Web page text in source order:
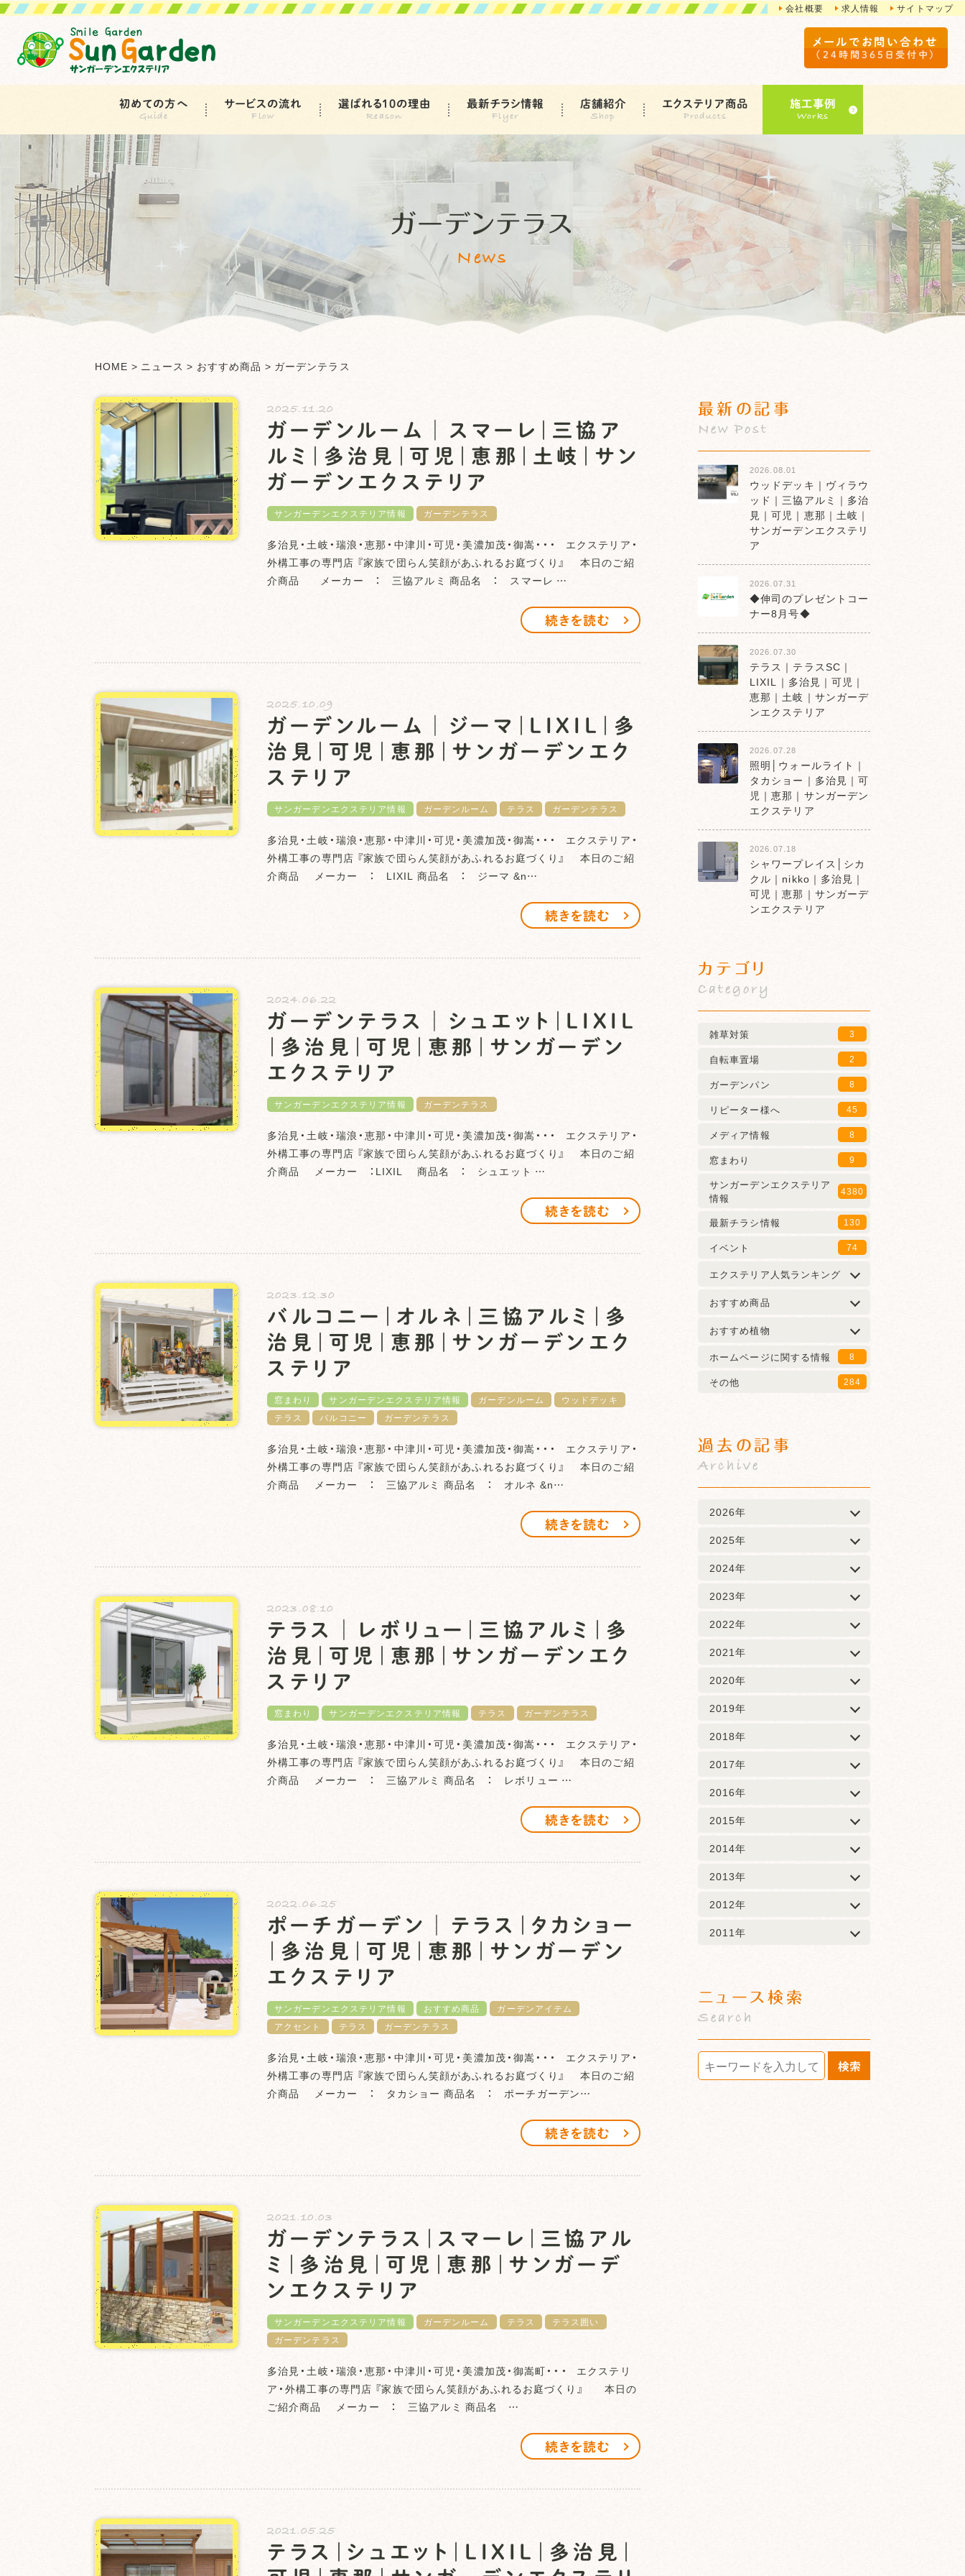
会社概要 求人情報 サイトマップ
メールでお問い合わせ
（24時間365日受付中）
初めての方へ サービスの流れ 選ばれる10の理由 最新チラシ情報 店舗紹介 エクステリア商品 施工事例
ガーデンテラス
News
HOME > ニュース > おすすめ商品 > ガーデンテラス
2025.11.20
ガーデンルーム│スマーレ｜三協ア
ルミ｜多治見｜可児｜恵那｜土岐｜サン
ガーデンエクステリア
サンガーデンエクステリア情報 ガーデンテラス
多治見・土岐・瑞浪・恵那・中津川・可児・美濃加茂・御嵩・・・ エクステリア・
外構工事の専門店 『家族で団らん笑顔があふれるお庭づくり』 本日のご紹
介商品 メーカー ： 三協アルミ 商品名 ： スマーレ …
続きを読む
2025.10.09
ガーデンルーム│ジーマ｜LIXIL｜多
治見｜可児｜恵那｜サンガーデンエク
ステリア
サンガーデンエクステリア情報 ガーデンルーム テラス ガーデンテラス
多治見・土岐・瑞浪・恵那・中津川・可児・美濃加茂・御嵩・・・ エクステリア・
外構工事の専門店 『家族で団らん笑顔があふれるお庭づくり』 本日のご紹
介商品 メーカー ： LIXIL 商品名 ： ジーマ &n…
続きを読む
2024.06.22
ガーデンテラス│シュエット｜LIXIL
｜多治見｜可児｜恵那｜サンガーデン
エクステリア
サンガーデンエクステリア情報 ガーデンテラス
多治見・土岐・瑞浪・恵那・中津川・可児・美濃加茂・御嵩・・・ エクステリア・
外構工事の専門店 『家族で団らん笑顔があふれるお庭づくり』 本日のご紹
介商品 メーカー ：LIXIL 商品名 ： シュエット …
続きを読む
2023.12.30
バルコニー｜オルネ｜三協アルミ｜多
治見｜可児｜恵那｜サンガーデンエク
ステリア
窓まわり サンガーデンエクステリア情報 ガーデンルーム
ウッドデッキ
テラス
バルコニー ガーデンテラス
多治見・土岐・瑞浪・恵那・中津川・可児・美濃加茂・御嵩・・・ エクステリア・
外構工事の専門店 『家族で団らん笑顔があふれるお庭づくり』 本日のご紹
介商品 メーカー ： 三協アルミ 商品名 ： オルネ &n…
続きを読む
2023.08.10
テラス│レボリュー｜三協アルミ｜多
治見｜可児｜恵那｜サンガーデンエク
ステリア
窓まわり サンガーデンエクステリア情報 テラス ガーデンテラス
多治見・土岐・瑞浪・恵那・中津川・可児・美濃加茂・御嵩・・・ エクステリア・
外構工事の専門店 『家族で団らん笑顔があふれるお庭づくり』 本日のご紹
介商品 メーカー ： 三協アルミ 商品名 ： レボリュー …
続きを読む
2022.06.25
ポーチガーデン│テラス｜タカショー
｜多治見｜可児｜恵那｜サンガーデン
エクステリア
サンガーデンエクステリア情報 おすすめ商品
ガーデンアイテム
アクセント
テラス ガーデンテラス
多治見・土岐・瑞浪・恵那・中津川・可児・美濃加茂・御嵩・・・ エクステリア・
外構工事の専門店 『家族で団らん笑顔があふれるお庭づくり』 本日のご紹
介商品 メーカー ： タカショー 商品名 ： ポーチガーデン…
続きを読む
2021.10.03
ガーデンテラス｜スマーレ｜三協アル
ミ｜多治見｜可児｜恵那｜サンガーデ
ンエクステリア
サンガーデンエクステリア情報 ガーデンルーム テラス
テラス囲い
ガーデンテラス
多治見・土岐・瑞浪・恵那・中津川・可児・美濃加茂・御嵩町・・・ エクステリ
ア・外構工事の専門店 『家族で団らん笑顔があふれるお庭づくり』 本日の
ご紹介商品 メーカー ： 三協アルミ 商品名 …
続きを読む
2021.05.25
テラス｜シュエット｜LIXIL｜多治見｜
最新の記事
New Post
2026.08.01
ウッドデッキ｜ヴィラウ
ッド｜三協アルミ｜多治
見｜可児｜恵那｜土岐｜
サンガーデンエクステリ
ア
2026.07.31
◆伸司のプレゼントコー
ナー8月号◆
2026.07.30
テラス｜テラスSC｜
LIXIL｜多治見｜可児｜
恵那｜土岐｜サンガーデ
ンエクステリア
2026.07.28
照明│ウォールライト｜
タカショー｜多治見｜可
児｜恵那｜サンガーデン
エクステリア
2026.07.18
シャワープレイス│シカ
クル｜nikko｜多治見｜
可児｜恵那｜サンガーデ
ンエクステリア
カテゴリ
Category
雑草対策 3
自転車置場 2
ガーデンパン 8
リピーター様へ 45
メディア情報 8
窓まわり 9
サンガーデンエクステリア
情報
4380
最新チラシ情報 130
イベント 74
エクステリア人気ランキング
おすすめ商品
おすすめ植物
ホームページに関する情報
8
その他 284
過去の記事
Archive
2026年
2025年
2024年
2023年
2022年
2021年
2020年
2019年
2018年
2017年
2016年
2015年
2014年
2013年
2012年
2011年
ニュース検索
Search
検索